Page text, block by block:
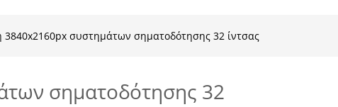
3840x2160px συστημάτων σηματοδότησης 32 ίντσας
σηματοδότησης 32